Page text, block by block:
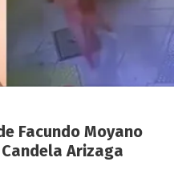
Facundo Moyano
Arizaga